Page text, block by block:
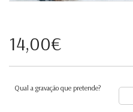
14,00€
Qual a gravação que pretende?